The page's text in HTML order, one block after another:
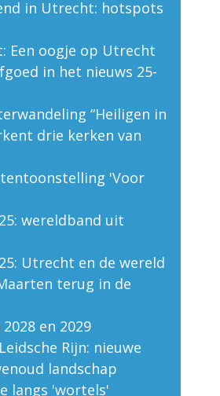
in Utrecht: hotspots
Een oogje op Utrecht
in het nieuws 25-
“Heiligen in
drie kerken van
tentoonstelling 'Voor
wereldband uit
Utrecht en de wereld
terug in de
en 2029
Rijn: nieuwe
landschap
langs 'wortels'